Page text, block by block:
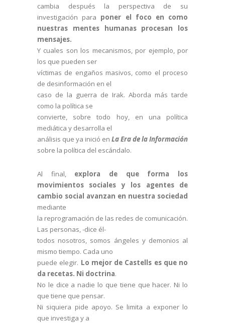
cambia después la perspectiva de su
investigación para poner el foco en como
nuestras mentes humanas procesan los
mensajes.
Y cuales son los mecanismos, por ejemplo, por
los que pueden ser
víctimas de engaños masivos, como el proceso
de desinformación en el
caso de la guerra de Irak. Aborda más tarde
como la política se
convierte, sobre todo hoy, en una política
mediática y desarrolla el
análisis que ya inició en La Era de la Información
sobre la política del escándalo.
Al final, explora de que forma los
movimientos sociales y los agentes de
cambio social avanzan en nuestra sociedad
mediante
la reprogramación de las redes de comunicación.
Las personas, -dice él-
todos nosotros, somos ángeles y demonios al
mismo tiempo. Cada uno
puede elegir. Lo mejor de Castells es que no
da recetas. Ni doctrina.
No le dice a nadie lo que tiene que hacer. Ni lo
que tiene que pensar.
Ni siquiera pide apoyo. Se limita a exponer lo
que investiga y a